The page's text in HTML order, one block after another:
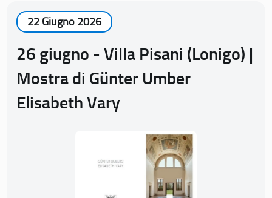
22 Giugno 2026
26 giugno - Villa Pisani (Lonigo) |
Mostra di Günter Umber
Elisabeth Vary